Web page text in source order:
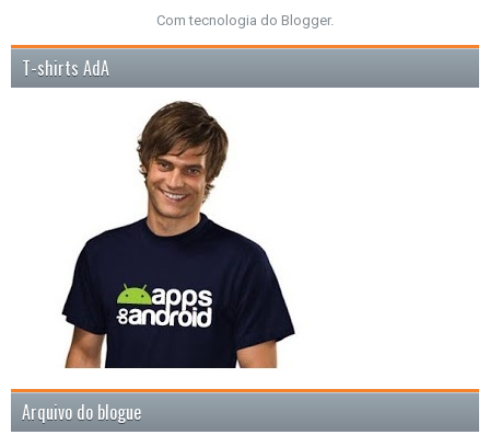
Com tecnologia do Blogger.
T-shirts AdA
Arquivo do blogue